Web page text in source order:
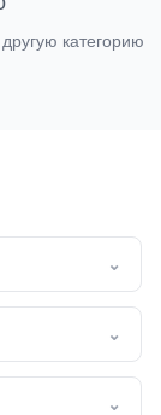
категорию
⌄
⌄
⌄